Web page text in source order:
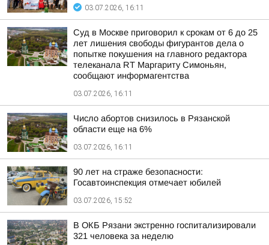
03.07.2026, 16:11
Суд в Москве приговорил к срокам от 6 до 25
лет лишения свободы фигурантов дела о
попытке покушения на главного редактора
телеканала RT Маргариту Симоньян,
сообщают информагентства
03.07.2026, 16:11
Число абортов снизилось в Рязанской
области еще на 6%
03.07.2026, 16:11
90 лет на страже безопасности:
Госавтоинспекция отмечает юбилей
03.07.2026, 15:52
В ОКБ Рязани экстренно госпитализировали
321 человека за неделю